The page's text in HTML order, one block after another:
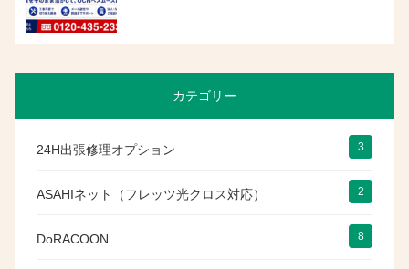
カテゴリー
24H出張修理オプション 3
ASAHIネット（フレッツ光クロス対応） 2
DoRACOON 8